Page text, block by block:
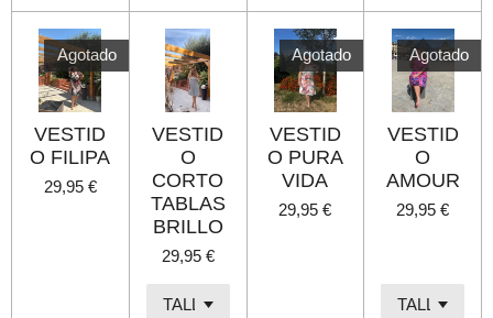
Agotado
VESTID
O FILIPA
29,95 €
VESTID
O
CORTO
TABLAS
BRILLO
29,95 €
Agotado
VESTID
O PURA
VIDA
29,95 €
Agotado
VESTID
O
AMOUR
29,95 €